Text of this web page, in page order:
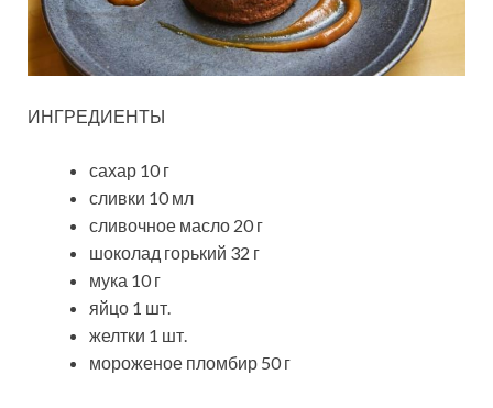
ИНГРЕДИЕНТЫ
сахар 10 г
сливки 10 мл
сливочное масло 20 г
шоколад горький 32 г
мука 10 г
яйцо 1 шт.
желтки 1 шт.
мороженое пломбир 50 г